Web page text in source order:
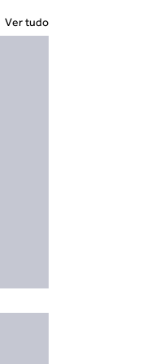
Ver tudo